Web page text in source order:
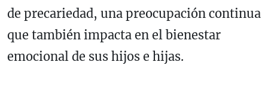
de precariedad, una preocupación continua
que también impacta en el bienestar
emocional de sus hijos e hijas.